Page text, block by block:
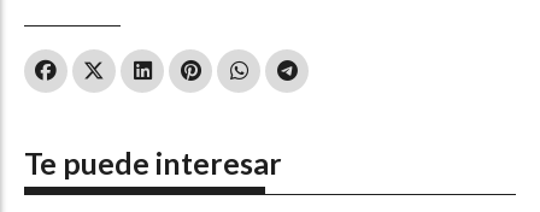
Te puede interesar